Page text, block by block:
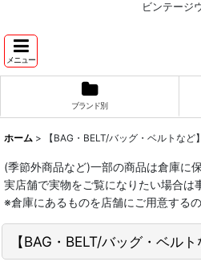
ビンテージ
メニュー
ブランド別
ホーム > 【BAG・BELT/バッグ・ベルトなど】
(季節外商品など)一部の商品は倉庫に
実店舗で実物をご覧になりたい場合は
※倉庫にあるものを店舗にご用意する
【BAG・BELT/バッグ・ベルト